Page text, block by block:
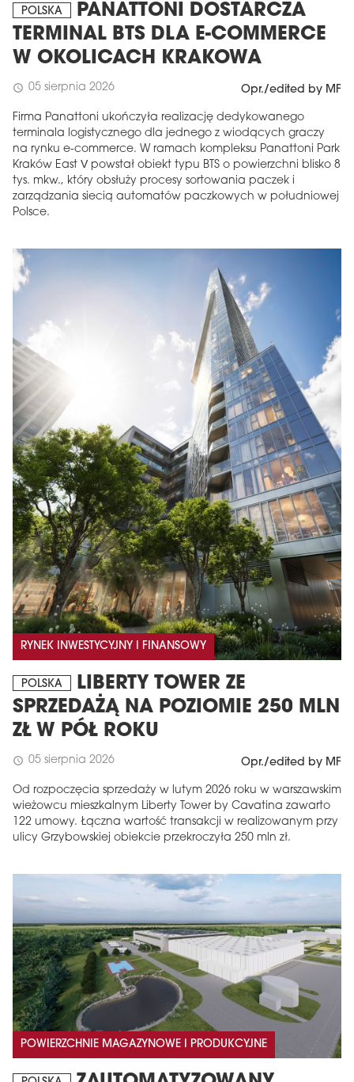
POLSKA
PANATTONI DOSTARCZA
TERMINAL BTS DLA E-COMMERCE
W OKOLICACH KRAKOWA
schedule 05 sierpnia 2026 Opr./edited by MF
Firma Panattoni ukończyła realizację dedykowanego
terminala logistycznego dla jednego z wiodących graczy
na rynku e-commerce. W ramach kompleksu Panattoni Park
Kraków East V powstał obiekt typu BTS o powierzchni blisko 8
tys. mkw., który obsłuży procesy sortowania paczek i
zarządzania siecią automatów paczkowych w południowej
Polsce.
RYNEK INWESTYCYJNY I FINANSOWY
POLSKA
LIBERTY TOWER ZE
SPRZEDAŻĄ NA POZIOMIE 250 MLN
ZŁ W PÓŁ ROKU
schedule 05 sierpnia 2026 Opr./edited by MF
Od rozpoczęcia sprzedaży w lutym 2026 roku w warszawskim
wieżowcu mieszkalnym Liberty Tower by Cavatina zawarto
122 umowy. Łączna wartość transakcji w realizowanym przy
ulicy Grzybowskiej obiekcie przekroczyła 250 mln zł.
POWIERZCHNIE MAGAZYNOWE I PRODUKCYJNE